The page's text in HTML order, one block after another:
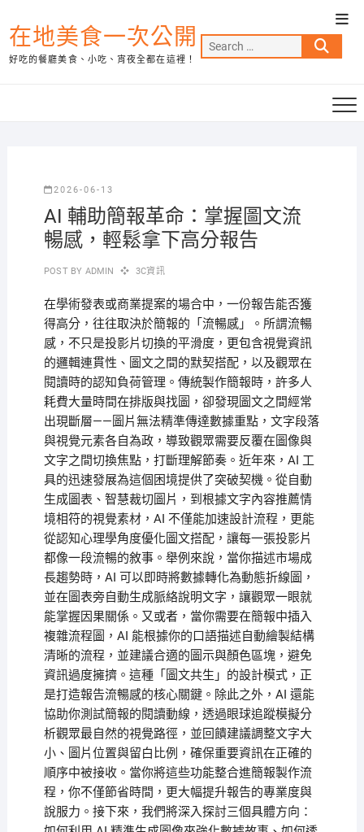
to
content
在地美食一次公開
好吃的餐廳美食、小吃、宵夜全都在這裡！
Search
…
2026-06-13
AI 輔助簡報革命：掌握圖文流
暢感，輕鬆拿下高分報告
POST BY ADMIN 3C資訊
在學術發表或商業提案的場合中，一份報告能否獲
得高分，往往取決於簡報的「流暢感」。所謂流暢
感，不只是投影片切換的平滑度，更包含視覺資訊
的邏輯連貫性、圖文之間的默契搭配，以及觀眾在
閱讀時的認知負荷管理。傳統製作簡報時，許多人
耗費大量時間在排版與找圖，卻發現圖文之間經常
出現斷層——圖片無法精準傳達數據重點，文字段落
與視覺元素各自為政，導致觀眾需要反覆在圖像與
文字之間切換焦點，打斷理解節奏。近年來，AI 工
具的迅速發展為這個困境提供了突破契機。從自動
生成圖表、智慧裁切圖片，到根據文字內容推薦情
境相符的視覺素材，AI 不僅能加速設計流程，更能
從認知心理學角度優化圖文搭配，讓每一張投影片
都像一段流暢的敘事。舉例來說，當你描述市場成
長趨勢時，AI 可以即時將數據轉化為動態折線圖，
並在圖表旁自動生成脈絡說明文字，讓觀眾一眼就
能掌握因果關係。又或者，當你需要在簡報中插入
複雜流程圖，AI 能根據你的口語描述自動繪製結構
清晰的流程，並建議合適的圖示與顏色區塊，避免
資訊過度擁擠。這種「圖文共生」的設計模式，正
是打造報告流暢感的核心關鍵。除此之外，AI 還能
協助你測試簡報的閱讀動線，透過眼球追蹤模擬分
析觀眾最自然的視覺路徑，並回饋建議調整文字大
小、圖片位置與留白比例，確保重要資訊在正確的
順序中被接收。當你將這些功能整合進簡報製作流
程，你不僅節省時間，更大幅提升報告的專業度與
說服力。接下來，我們將深入探討三個具體方向：